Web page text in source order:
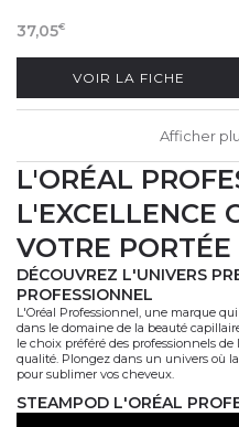
37,05€
VOIR LA FICHE
Afficher
L'ORÉAL
L'EXCELLENCE
VOTRE PORTÉE
DÉCOUVREZ L'UNIVERS
PROFESSIONNEL
L'Oréal Professionnel, une marque
dans le domaine de la beauté
le choix préféré des professionnels
qualité. Plongez dans un univers où
pour sublimer vos cheveux.
STEAMPOD L'ORÉAL